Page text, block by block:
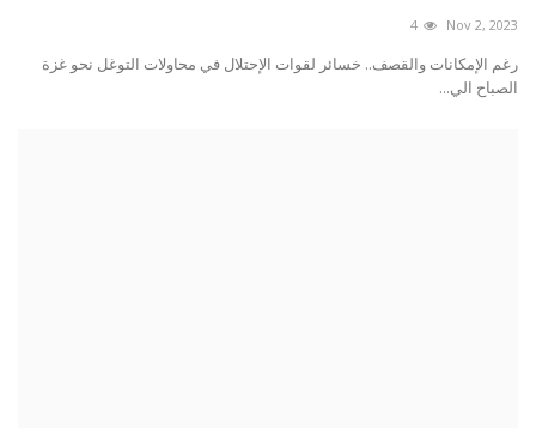
Nov 2, 2023
4
رغم الإمكانات والقصف.. خسائر لقوات الإحتلال في محاولات التوغل نحو غزة
الصباح الي...